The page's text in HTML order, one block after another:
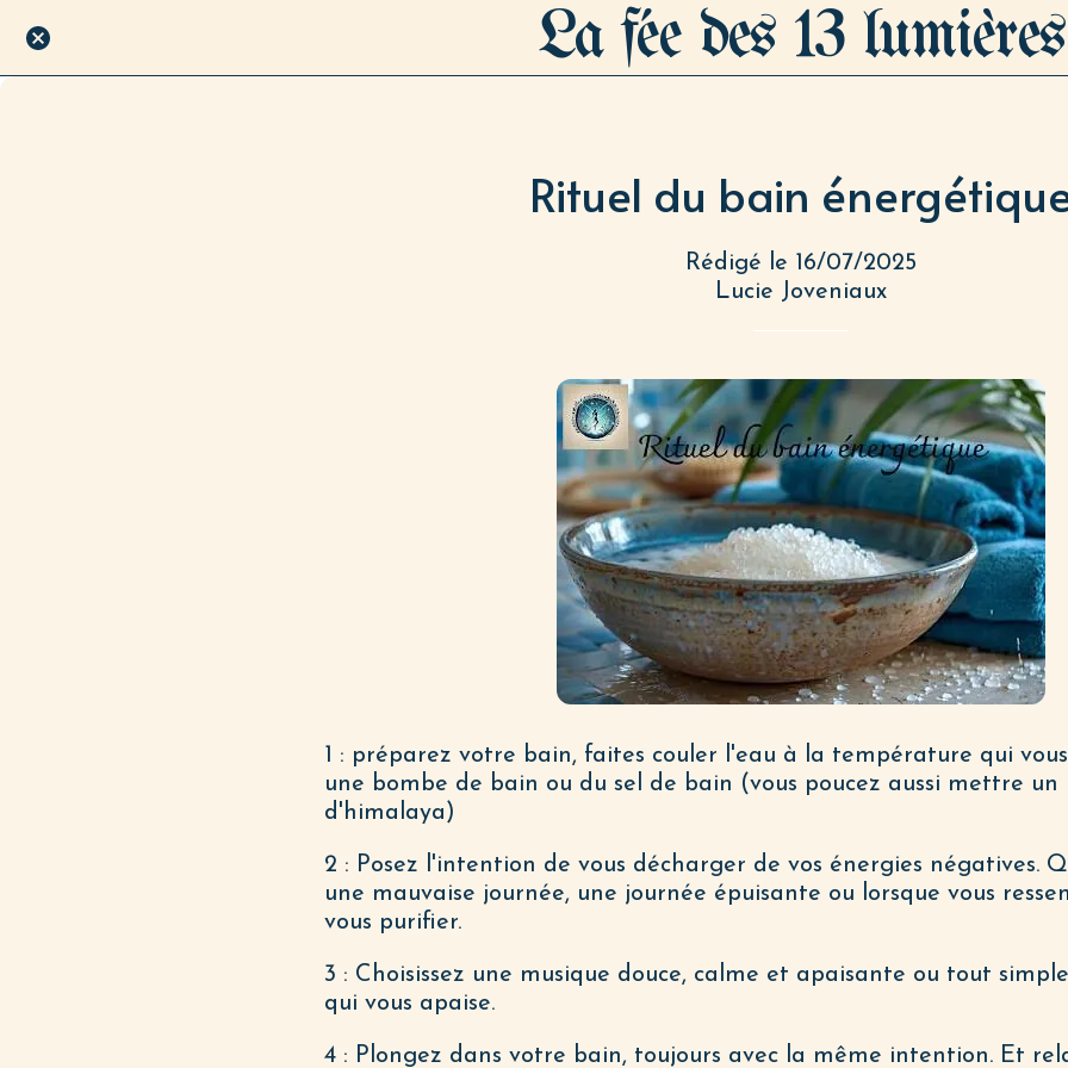
La fée des 13 lumières
Rituel du bain
Rédigé le 16/07/2025
Lucie Joveniaux
1 : préparez votre bain, faites couler l'eau à la température qui
une bombe de bain ou du sel de bain (vous poucez aussi mettre un
d'himalaya)
2 : Posez l'intention de vous décharger de vos énergies négatives.
une mauvaise journée, une journée épuisante ou lorsque vous
vous purifier.
3 : Choisissez une musique douce, calme et apaisante ou tout
qui vous apaise.
4 : Plongez dans votre bain, toujours avec la même intention. Et